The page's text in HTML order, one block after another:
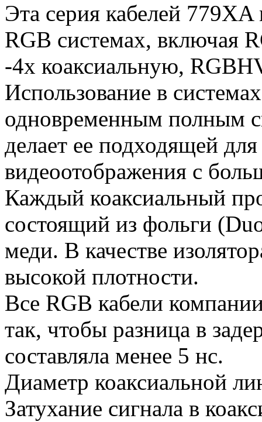
Эта серия кабелей 779ХA
RGB системах, включая
-4х коаксиальную,
Использование в
одновременным полным
делает ее подходящей
видеоотображения с
Каждый коаксиальный
состоящий из фольги
меди. В качестве
высокой плотности.
Все RGB кабели
так, чтобы разница в
составляла менее 5 нс.
Диаметр коаксиальной
Затухание сигнала в